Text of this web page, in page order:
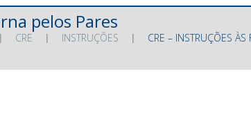
pelos Pares
CRE INSTRUÇÕES
CRE – INSTRUÇÕES